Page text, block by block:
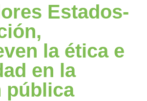
Estados-
la ética e
en la
pública